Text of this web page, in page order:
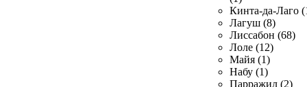
Кинта-да-Лаго
Лагуш (8)
Лиссабон (68)
Лоле (12)
Майя (1)
Набу (1)
Парражил (2)